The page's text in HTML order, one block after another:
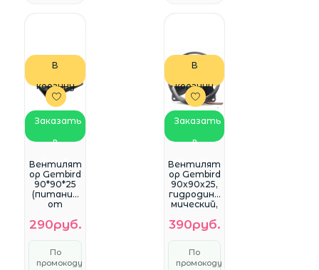
В
корзину
Заказать
в
WhatsApp
Вентилят
ор Gembird
90*90*25
(питание
от
кой платы
3pin)
(FANCASE2)
290руб.
По
промокоду
В
корзину
Заказать
в
WhatsApp
Вентилят
ор Gembird
90x90x25,
гидродина
мический,
провод 30
см
(D9025HM
-4)
390руб.
По
промокоду